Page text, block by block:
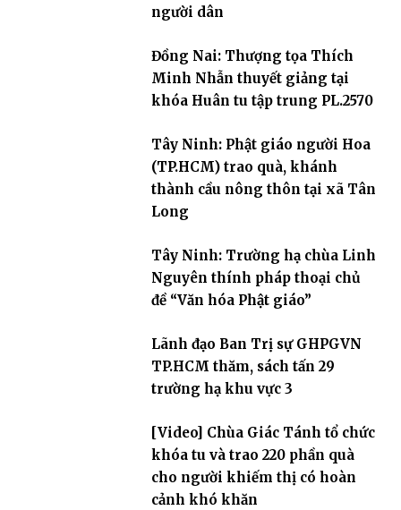
người dân
Đồng Nai: Thượng tọa Thích
Minh Nhẫn thuyết giảng tại
khóa Huân tu tập trung PL.2570
Tây Ninh: Phật giáo người Hoa
(TP.HCM) trao quà, khánh
thành cầu nông thôn tại xã Tân
Long
Tây Ninh: Trường hạ chùa Linh
Nguyên thính pháp thoại chủ
đề “Văn hóa Phật giáo”
Lãnh đạo Ban Trị sự GHPGVN
TP.HCM thăm, sách tấn 29
trường hạ khu vực 3
[Video] Chùa Giác Tánh tổ chức
khóa tu và trao 220 phần quà
cho người khiếm thị có hoàn
cảnh khó khăn